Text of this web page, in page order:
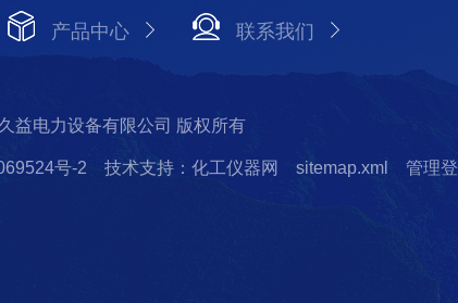
产品中心 联系我们
益电力设备有限公司 版权所有
号-2 技术支持：化工仪器网 sitemap.xml
管理登